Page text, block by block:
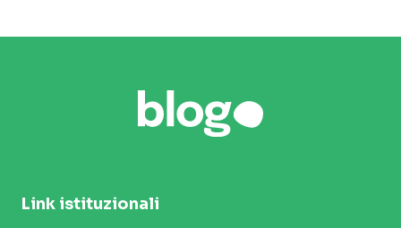
Link istituzionali